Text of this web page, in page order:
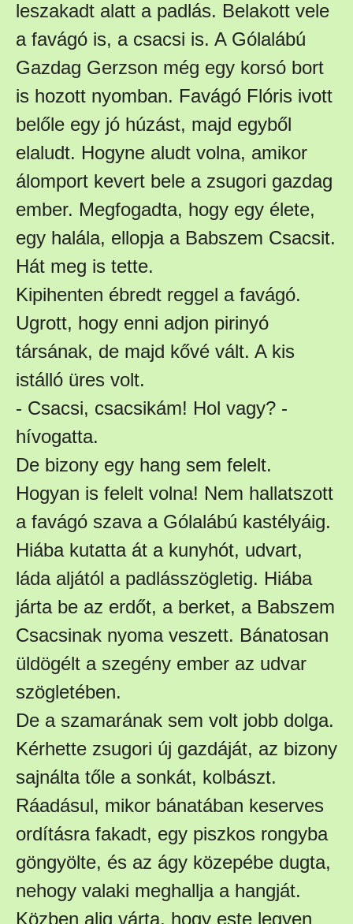
leszakadt alatt a padlás. Belakott vele
a favágó is, a csacsi is. A Gólalábú
Gazdag Gerzson még egy korsó bort
is hozott nyomban. Favágó Flóris ivott
belőle egy jó húzást, majd egyből
elaludt. Hogyne aludt volna, amikor
álomport kevert bele a zsugori gazdag
ember. Megfogadta, hogy egy élete,
egy halála, ellopja a Babszem Csacsit.
Hát meg is tette.
Kipihenten ébredt reggel a favágó.
Ugrott, hogy enni adjon pirinyó
társának, de majd kővé vált. A kis
istálló üres volt.
- Csacsi, csacsikám! Hol vagy? -
hívogatta.
De bizony egy hang sem felelt.
Hogyan is felelt volna! Nem hallatszott
a favágó szava a Gólalábú kastélyáig.
Hiába kutatta át a kunyhót, udvart,
láda aljától a padlásszögletig. Hiába
járta be az erdőt, a berket, a Babszem
Csacsinak nyoma veszett. Bánatosan
üldögélt a szegény ember az udvar
szögletében.
De a szamarának sem volt jobb dolga.
Kérhette zsugori új gazdáját, az bizony
sajnálta tőle a sonkát, kolbászt.
Ráadásul, mikor bánatában keserves
ordításra fakadt, egy piszkos rongyba
göngyölte, és az ágy közepébe dugta,
nehogy valaki meghallja a hangját.
Közben alig várta, hogy este legyen